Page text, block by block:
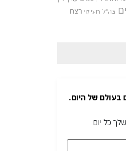
צה"ל רועי לוי רצח
בעולם של היום.
כל יום